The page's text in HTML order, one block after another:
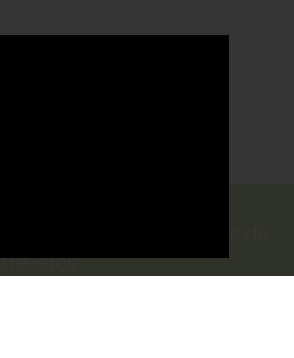
Ríos